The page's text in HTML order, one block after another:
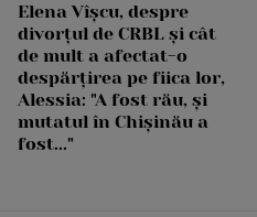
Elena Vîșcu, despre
divorțul de CRBL și cât
de mult a afectat-o
despărțirea pe fiica lor,
Alessia: "A fost rău, și
mutatul în Chișinău a
fost..."